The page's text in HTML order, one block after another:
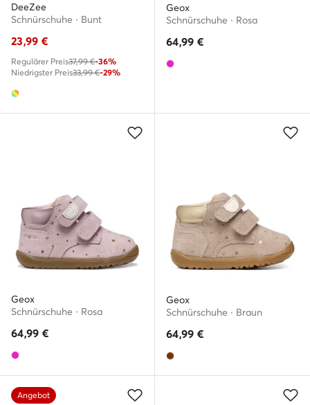
DeeZee
Schnürschuhe · Bunt
23,99 €
Regulärer Preis37,99 €-36%
Niedrigster Preis33,99 €-29%
Geox
Schnürschuhe · Rosa
64,99 €
Geox
Schnürschuhe · Rosa
64,99 €
Geox
Schnürschuhe · Braun
64,99 €
Angebot